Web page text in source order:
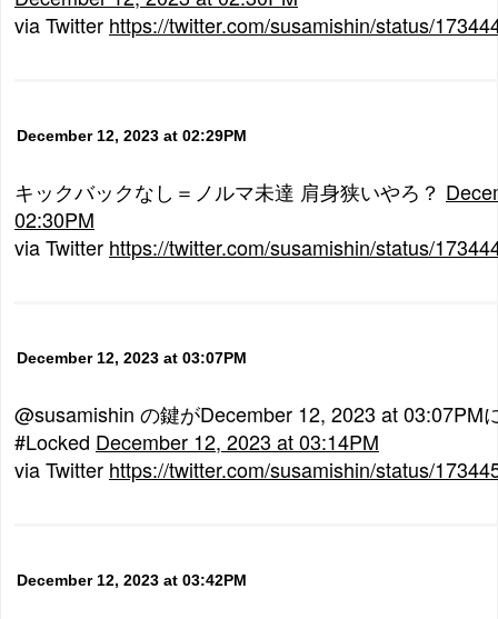
via Twitter https://twitter.com/susamishin/status/
December 12, 2023 at 02:29PM
キックバックなし＝ノルマ未達 肩身狭いやろ？
02:30PM
via Twitter https://twitter.com/susamishin/status/
December 12, 2023 at 03:07PM
@susamishin の鍵がDecember 12, 2023 at 03:07PM
#Locked December 12, 2023 at 03:14PM
via Twitter https://twitter.com/susamishin/status/
December 12, 2023 at 03:42PM